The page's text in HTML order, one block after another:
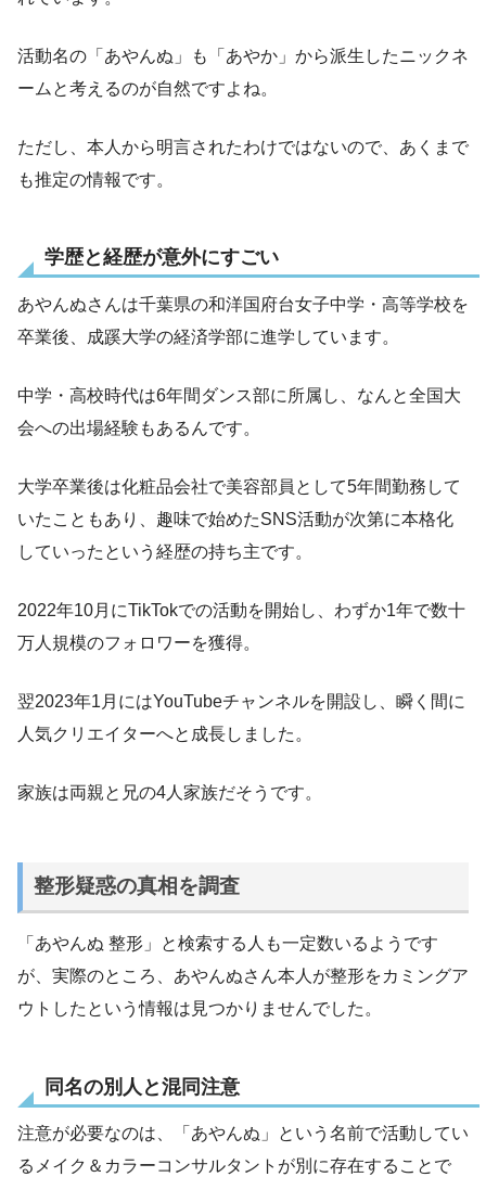
活動名の「あやんぬ」も「あやか」から派生したニックネ
ームと考えるのが自然ですよね。
ただし、本人から明言されたわけではないので、あくまで
も推定の情報です。
学歴と経歴が意外にすごい
あやんぬさんは千葉県の和洋国府台女子中学・高等学校を
卒業後、成蹊大学の経済学部に進学しています。
中学・高校時代は6年間ダンス部に所属し、なんと全国大
会への出場経験もあるんです。
大学卒業後は化粧品会社で美容部員として5年間勤務して
いたこともあり、趣味で始めたSNS活動が次第に本格化
していったという経歴の持ち主です。
2022年10月にTikTokでの活動を開始し、わずか1年で数十
万人規模のフォロワーを獲得。
翌2023年1月にはYouTubeチャンネルを開設し、瞬く間に
人気クリエイターへと成長しました。
家族は両親と兄の4人家族だそうです。
整形疑惑の真相を調査
「あやんぬ 整形」と検索する人も一定数いるようです
が、実際のところ、あやんぬさん本人が整形をカミングア
ウトしたという情報は見つかりませんでした。
同名の別人と混同注意
注意が必要なのは、「あやんぬ」という名前で活動してい
るメイク＆カラーコンサルタントが別に存在することで